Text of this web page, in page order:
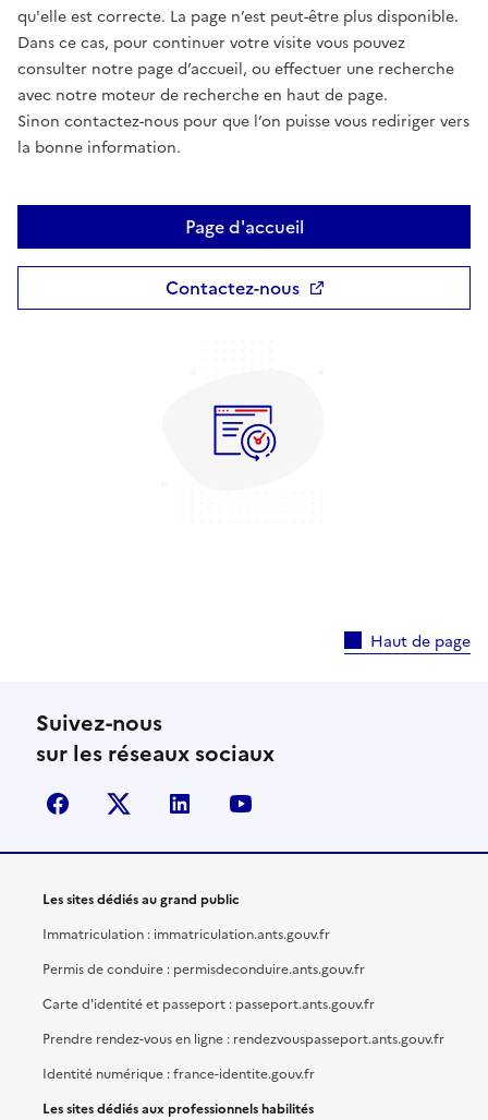
qu'elle est correcte. La page n’est peut-être plus disponible.
Dans ce cas, pour continuer votre visite vous pouvez
consulter notre page d’accueil, ou effectuer une recherche
avec notre moteur de recherche en haut de page.
Sinon contactez-nous pour que l’on puisse vous rediriger vers
la bonne information.
Page d'accueil
Contactez-nous
Haut de page
Suivez-nous
sur les réseaux sociaux
facebook X (anciennement Twitter)
linkedin
Les sites dédiés au grand public
Immatriculation : immatriculation.ants.gouv.fr
Permis de conduire : permisdeconduire.ants.gouv.fr
Carte d'identité et passeport : passeport.ants.gouv.fr
Prendre rendez-vous en ligne : rendezvouspasseport.ants.gouv.fr
Identité numérique : france-identite.gouv.fr
Les sites dédiés aux professionnels habilités